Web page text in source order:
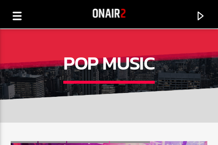
POP MUSIC